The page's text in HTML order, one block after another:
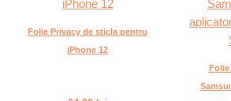
Folie Privacy de sticla pentru
iPhone 12
Folie